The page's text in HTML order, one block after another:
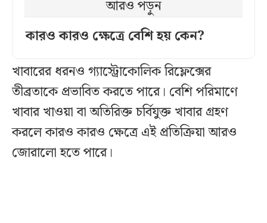
আরও পড়ুন
কারও কারও ক্ষেত্রে বেশি হয় কেন?
খাবারের ধরনও গ্যাস্ট্রোকোলিক রিফ্লেক্সের
তীব্রতাকে প্রভাবিত করতে পারে। বেশি পরিমাণে
খাবার খাওয়া বা অতিরিক্ত চর্বিযুক্ত খাবার গ্রহণ
করলে কারও কারও ক্ষেত্রে এই প্রতিক্রিয়া আরও
জোরালো হতে পারে।